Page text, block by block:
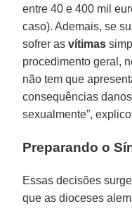
entre 40 e 400 mil
caso). Ademais, se
sofrer asvítimas
procedimento geral,
não tem que
consequências
sexualmente”,
Preparando o
Essas decisões
que as dioceses